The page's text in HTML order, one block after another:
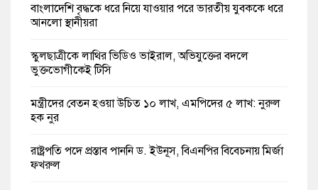
বাংলাদেশি বৃদ্ধকে ধরে নিয়ে যাওয়ার পরে ভারতীয় যুবককে ধরে
আনলো স্থানীয়রা
স্কুলছাত্রীকে লাথির ভিডিও ভাইরাল, অভিযুক্তের বদলে
ভুক্তভোগীকেই টিসি
মন্ত্রীদের বেতন হওয়া উচিত ১০ লাখ, এমপিদের ৫ লাখ: নুরুল
হক নুর
রাষ্ট্রপতি পদে প্রস্তাব পাননি ড. ইউনূস, বিএনপির বিবেচনায় মির্জা
ফখরুল